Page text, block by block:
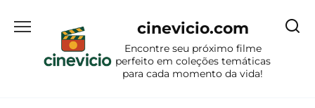
para
conteúdo
cinevicio.com
Encontre seu próximo filme
perfeito em coleções temáticas
para cada momento da vida!